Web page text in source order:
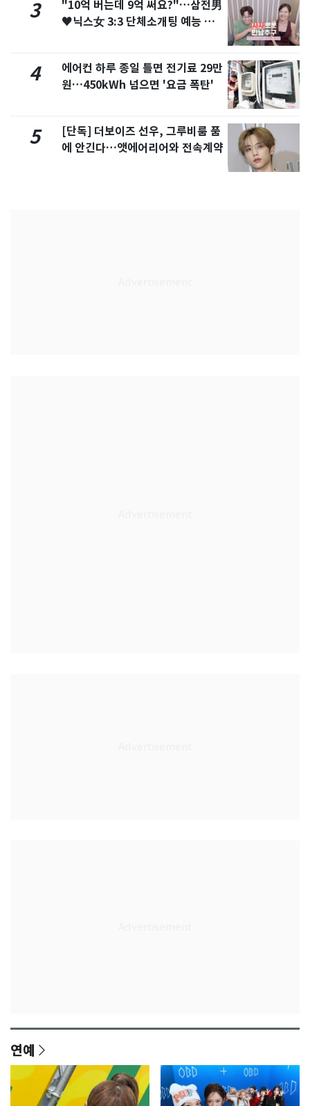
3
"10억 버는데 9억 써요?"…삼전男
♥닉스女 3:3 단체소개팅 예능 화
4
에어컨 하루 종일 틀면 전기료 29만
원…450kWh 넘으면 '요금 폭탄'
5
[단독] 더보이즈 선우, 그루비룸 품
에 안긴다…앳에어리어와 전속계약
연예